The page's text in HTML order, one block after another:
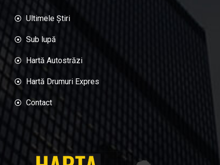
Ultimele Știri
Sub lupă
Hartă Autostrăzi
Hartă Drumuri Expres
Contact